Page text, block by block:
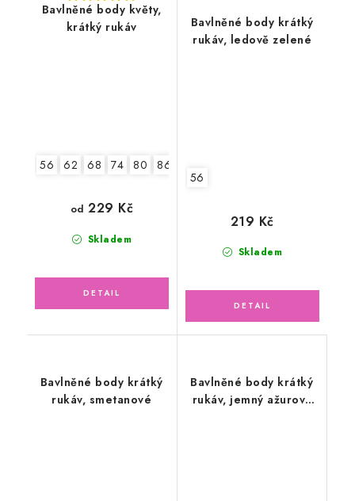
Bavlněné body květy,
krátký rukáv
56 62 68 74 80 86
Skladem
od 229 Kč
Bavlněné body krátký
rukáv, ledově zelené
56
Skladem
219 Kč
Bavlněné body krátký
rukáv, smetanové
Bavlněné body krátký
rukáv, jemný ažurový